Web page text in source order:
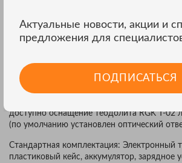
технологических норм. Эффективная
гарантирована в температурном
от пыли и влаги.
Прибор выпускается в двух модификациях:
доступно оснащение теодолита RGK T-02
(по умолчанию установлен оптический
Стандартная комплектация: Электронный
пластиковый кейс, аккумулятор, зарядное
Актуальные новости, акции и
предложения для
ПОДПИСАТЬСЯ